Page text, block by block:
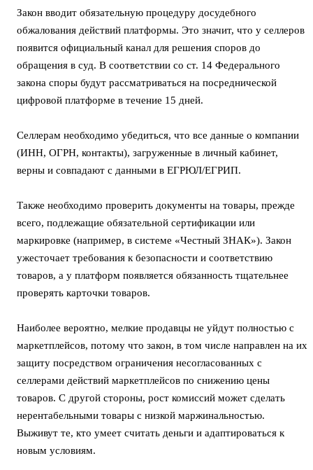
Закон вводит обязательную процедуру досудебного
обжалования действий платформы. Это значит, что у селлеров
появится официальный канал для решения споров до
обращения в суд. В соответствии со ст. 14 Федерального
закона споры будут рассматриваться на посреднической
цифровой платформе в течение 15 дней.
Селлерам необходимо убедиться, что все данные о компании
(ИНН, ОГРН, контакты), загруженные в личный кабинет,
верны и совпадают с данными в ЕГРЮЛ/ЕГРИП.
Также необходимо проверить документы на товары, прежде
всего, подлежащие обязательной сертификации или
маркировке (например, в системе «Честный ЗНАК»). Закон
ужесточает требования к безопасности и соответствию
товаров, а у платформ появляется обязанность тщательнее
проверять карточки товаров.
Наиболее вероятно, мелкие продавцы не уйдут полностью с
маркетплейсов, потому что закон, в том числе направлен на их
защиту посредством ограничения несогласованных с
селлерами действий маркетплейсов по снижению цены
товаров. С другой стороны, рост комиссий может сделать
нерентабельными товары с низкой маржинальностью.
Выживут те, кто умеет считать деньги и адаптироваться к
новым условиям.